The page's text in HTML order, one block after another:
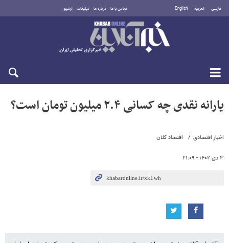
فارسی العربية English تماس با ما درباره ما تبلیغات آرشیو
جمعه ۱۶ مرداد ۱۴۰۵
اخبار اقتصادی اقتصاد کلان
۳ دی ۱۴۰۲ - ۲۱:۰۹
یارانه نقدی چه کسانی ٢.۴ میلیون تومان است؟